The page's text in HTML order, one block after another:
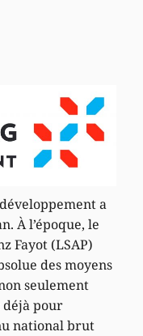
a
À l’époque, le
Fayot (LSAP)
des moyens
seulement
déjà pour
national brut